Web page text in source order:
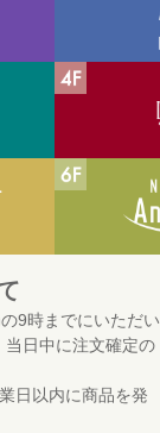
9時までにいただい
当日中に注文確定の
日以内に商品を発